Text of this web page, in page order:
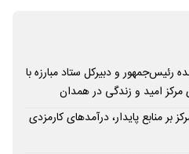
رئیس‌جمهور و دبیرکل ستاد مبارزه با
مرکز امید و زندگی در همدان
بر منابع پایدار، درآمدهای کارمزدی